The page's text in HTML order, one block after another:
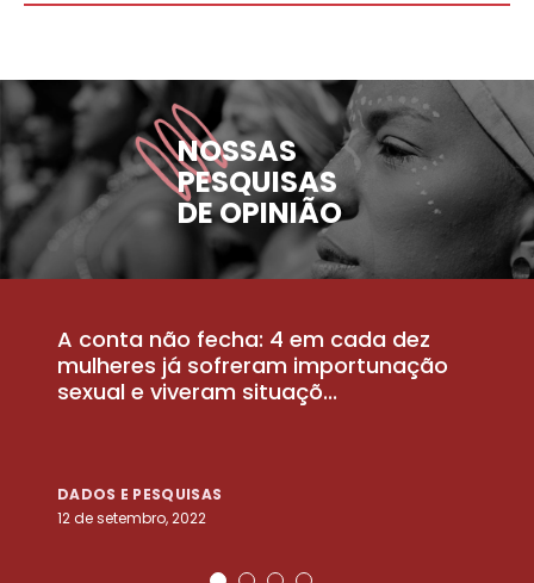
NOSSAS
PESQUISAS
DE OPINIÃO
A conta não fecha: 4 em cada dez
mulheres já sofreram importunação
sexual e viveram situaçõ...
DADOS E PESQUISAS
12 de setembro, 2022